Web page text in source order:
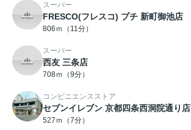
スーパー
FRESCO(フレスコ) プチ 新町御池店
806ｍ（11分）
スーパー
西友 三条店
708ｍ（9分）
コンビニエンスストア
セブンイレブン 京都四条西洞院通り店
527ｍ（7分）